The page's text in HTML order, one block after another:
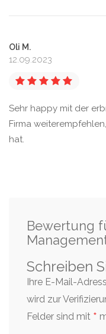
Oli M.
12.09.2023
Sehr happy mit der
Firma
hat.
Bewertung
Schreiben
Ihre E-Mail-
wird zur
Felder sind mit *